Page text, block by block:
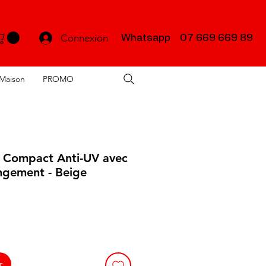
Connexion Whatsapp 07 669 669 89
Maison PROMO
Anti-UV avec
- Beige